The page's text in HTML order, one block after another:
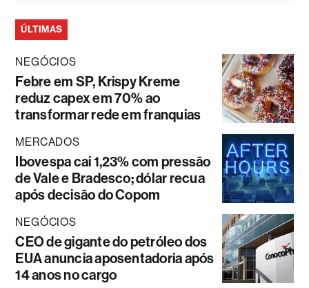
ÚLTIMAS
NEGÓCIOS
Febre em SP, Krispy Kreme
reduz capex em 70% ao
transformar rede em franquias
MERCADOS
Ibovespa cai 1,23% com pressão
de Vale e Bradesco; dólar recua
após decisão do Copom
NEGÓCIOS
CEO de gigante do petróleo dos
EUA anuncia aposentadoria após
14 anos no cargo